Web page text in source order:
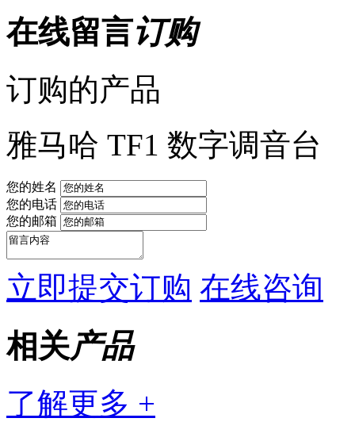
在线留言订购
订购的产品
雅马哈 TF1 数字调音台
您的姓名
您的电话
您的邮箱
立即提交订购 在线咨询
相关产品
了解更多 +